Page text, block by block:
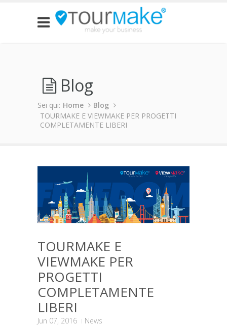
Blog
Sei qui: Home
Blog
TOURMAKE E VIEWMAKE PER PROGETTI
COMPLETAMENTE LIBERI
TOURMAKE E
VIEWMAKE PER
PROGETTI
COMPLETAMENTE
LIBERI
Jun 07, 2016
News